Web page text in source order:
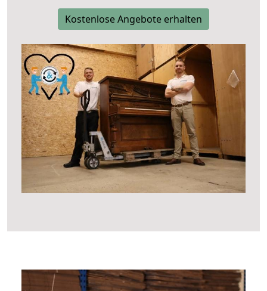
Kostenlose Angebote erhalten